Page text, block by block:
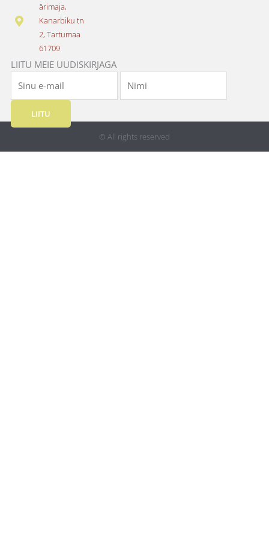
ärimaja,
Kanarbiku tn
2, Tartumaa
61709
LIITU MEIE UUDISKIRJAGA
LIITU
© All rights reserved